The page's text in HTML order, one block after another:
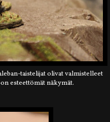
taistelijat olivat valmistelleet
esteettömät näkymät.